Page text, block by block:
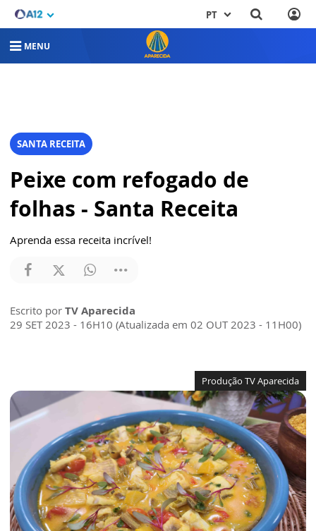
PT
MENU
SANTA RECEITA
Peixe com refogado de
folhas - Santa Receita
Aprenda essa receita incrível!
Escrito por TV Aparecida
29 SET 2023 - 16H10 (Atualizada em 02 OUT 2023 - 11H00)
Produção TV Aparecida